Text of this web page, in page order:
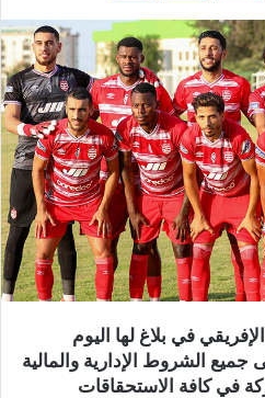
في بلاغ لها اليوم
جميع الشروط الإدارية والمالية
في كافة الاستحقاقات